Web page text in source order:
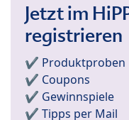
Jetzt im
registrieren
✔️ Produktproben
✔️ Coupons
✔️ Gewinnspiele
✔️ Tipps per Mail